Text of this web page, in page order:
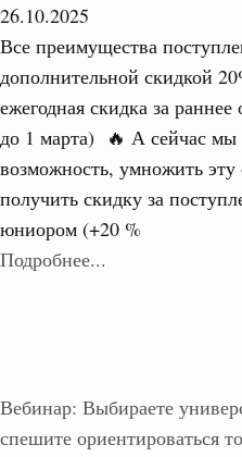
26.10.2025
Все преимущества
дополнительной скидкой
ежегодная скидка за
до 1 марта) 🔥 А сейчас мы
возможность, умножить
получить скидку за
юниором (+20 %
Подробнее...
Вебинар: Выбираете
спешите ориентироваться